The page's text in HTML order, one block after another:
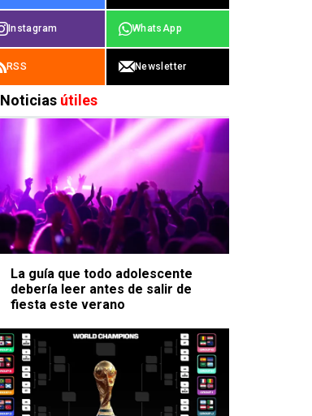
Instagram WhatsApp
RSS Newsletter
Noticias útiles
La guía que todo adolescente
debería leer antes de salir de
fiesta este verano